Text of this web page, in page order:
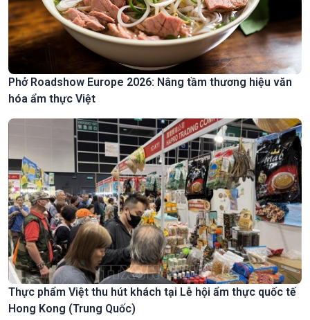
Phở Roadshow Europe 2026: Nâng tầm thương hiệu văn
hóa ẩm thực Việt
Thực phẩm Việt thu hút khách tại Lễ hội ẩm thực quốc tế
Hong Kong (Trung Quốc)